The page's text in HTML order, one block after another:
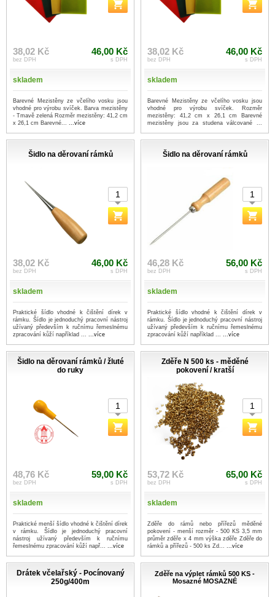
38,02 Kč
bez DPH
46,00 Kč
s DPH
skladem
Barevné Mezistěny ze včelího vosku jsou
vhodné pro výrobu svíček. Barva mezistěny
- Tmavě zelená Rozměr mezistěny: 41,2 cm
x 26,1 cm Barevné... ...více
38,02 Kč
bez DPH
46,00 Kč
s DPH
skladem
Barevné Mezistěny ze včelího vosku jsou
vhodné pro výrobu svíček. Rozměr
mezistěny: 41,2 cm x 26,1 cm Barevné
mezistěny jsou za studena válcované ...
Šidlo na děrovaní rámků
38,02 Kč
bez DPH
46,00 Kč
s DPH
skladem
Praktické šídlo vhodné k čištění dírek v
rámku. Šídlo je jednoduchý pracovní nástroj
užívaný především k ručnímu řemeslnému
zpracování kůží například ... ...více
Šidlo na děrovaní rámků
46,28 Kč
bez DPH
56,00 Kč
s DPH
skladem
Praktické šídlo vhodné k čištění dírek v
rámku. Šídlo je jednoduchý pracovní nástroj
užívaný především k ručnímu řemeslnému
zpracování kůží například ... ...více
Šidlo na děrovaní rámků / žluté
do ruky
48,76 Kč
bez DPH
59,00 Kč
s DPH
skladem
Praktické menší šídlo vhodné k čištění dírek
v rámku. Šídlo je jednoduchý pracovní
nástroj užívaný především k ručnímu
řemeslnému zpracování kůží např... ...více
Zděře N 500 ks - měděné
pokovení / kratší
53,72 Kč
bez DPH
65,00 Kč
s DPH
skladem
Zděře do rámů nebo přířezů měděné
pokovení - menší rozměr - 500 KS 3,5 mm
průměr zděře x 4 mm výška zděře Zděře do
rámků a přířezů - 500 ks Zd... ...více
Drátek včelařský - Pocínovaný
250g/400m
Zděře na výplet rámků 500 KS -
Mosazné MOSAZNÉ